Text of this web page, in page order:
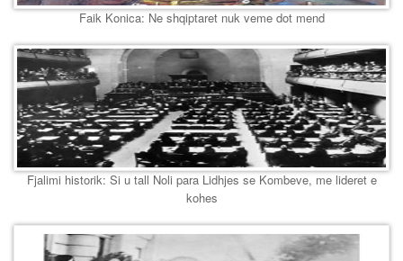
Faik Konica: Ne shqiptaret nuk veme dot mend
Fjalimi historik: Si u tall Noli para Lidhjes se Kombeve, me lideret e
kohes